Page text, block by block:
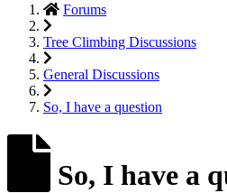
Forums
Tree Climbing Discussions
General Discussions
So, I have a question
So, I have a